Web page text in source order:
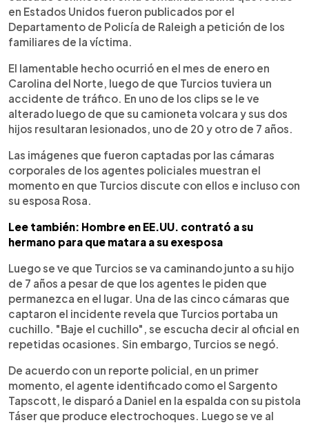
en Estados Unidos fueron publicados por el
Departamento de Policía de Raleigh a petición de los
familiares de la víctima.
El lamentable hecho ocurrió en el mes de enero en
Carolina del Norte, luego de que Turcios tuviera un
accidente de tráfico. En uno de los clips se le ve
alterado luego de que su camioneta volcara y sus dos
hijos resultaran lesionados, uno de 20 y otro de 7 años.
Las imágenes que fueron captadas por las cámaras
corporales de los agentes policiales muestran el
momento en que Turcios discute con ellos e incluso con
su esposa Rosa.
Lee también: Hombre en EE.UU. contrató a su
hermano para que matara a su exesposa
Luego se ve que Turcios se va caminando junto a su hijo
de 7 años a pesar de que los agentes le piden que
permanezca en el lugar. Una de las cinco cámaras que
captaron el incidente revela que Turcios portaba un
cuchillo. "Baje el cuchillo", se escucha decir al oficial en
repetidas ocasiones. Sin embargo, Turcios se negó.
De acuerdo con un reporte policial, en un primer
momento, el agente identificado como el Sargento
Tapscott, le disparó a Daniel en la espalda con su pistola
Táser que produce electrochoques. Luego se ve al